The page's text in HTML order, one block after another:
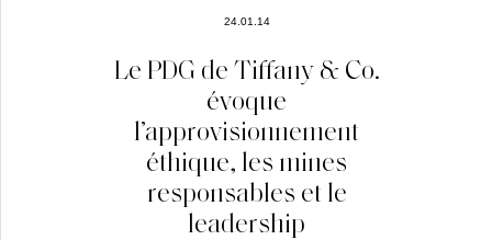
24.01.14
Le PDG de Tiffany & Co.
évoque
l’approvisionnement
éthique, les mines
responsables et le
leadership